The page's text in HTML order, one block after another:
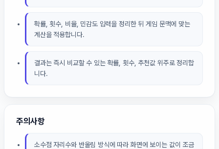
확률, 횟수, 비율, 민감도 입력을 정리한 뒤 게임 문맥에 맞는
계산을 적용합니다.
결과는 즉시 비교할 수 있는 확률, 횟수, 추천값 위주로 정리합
니다.
주의사항
소수점 자리수와 반올림 방식에 따라 화면에 보이는 값이 조금